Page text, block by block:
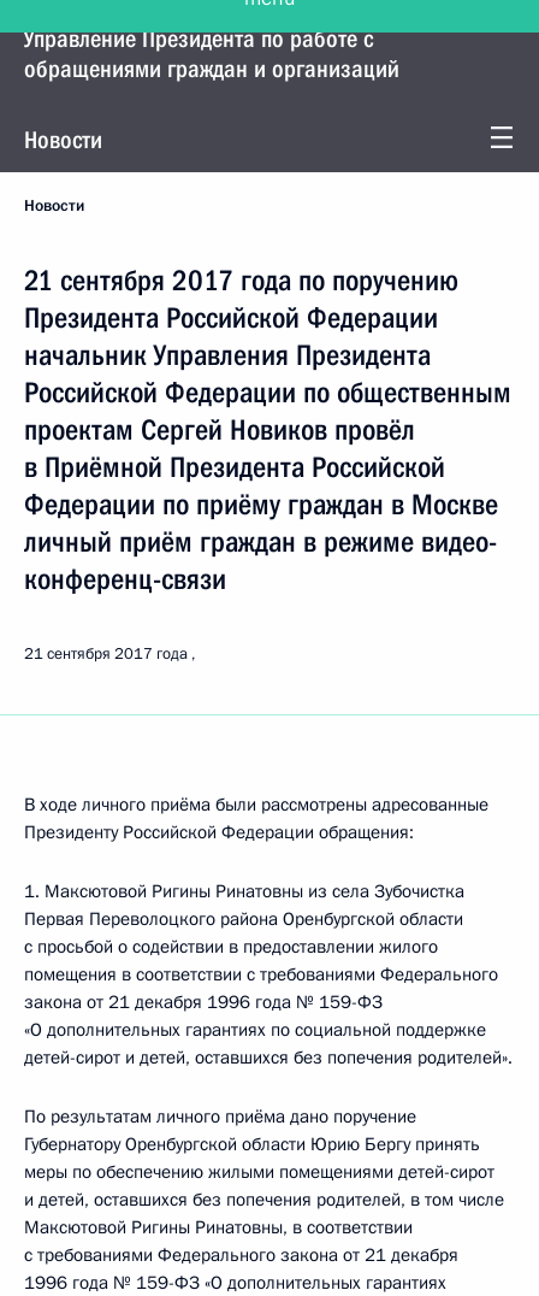
Управление Президента по работе с
обращениями граждан и организаций
Новости
Новости
21 сентября 2017 года по поручению
Президента Российской Федерации
начальник Управления Президента
Российской Федерации по общественным
проектам Сергей Новиков провёл
в Приёмной Президента Российской
Федерации по приёму граждан в Москве
личный приём граждан в режиме видео-
конференц-связи
21 сентября 2017 года
В ходе личного приёма были рассмотрены адресованные
Президенту Российской Федерации обращения:
1. Максютовой Ригины Ринатовны из села Зубочистка
Первая Переволоцкого района Оренбургской области
с просьбой о содействии в предоставлении жилого
помещения в соответствии с требованиями Федерального
закона от 21 декабря 1996 года № 159-ФЗ
«О дополнительных гарантиях по социальной поддержке
детей-сирот и детей, оставшихся без попечения родителей».
По результатам личного приёма дано поручение
Губернатору Оренбургской области Юрию Бергу принять
меры по обеспечению жилыми помещениями детей-сирот
и детей, оставшихся без попечения родителей, в том числе
Максютовой Ригины Ринатовны, в соответствии
с требованиями Федерального закона от 21 декабря
1996 года № 159-ФЗ «О дополнительных гарантиях